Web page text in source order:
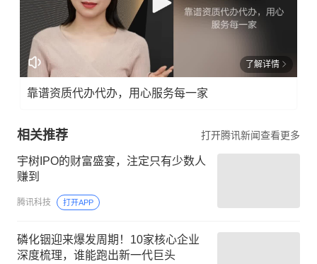
了解详情
靠谱资质代办代办，用心服务每一家
相关推荐 打开腾讯新闻查看更多
宇树IPO的财富盛宴，注定只有少数人
赚到
腾讯科技 打开APP
磷化铟迎来爆发周期！10家核心企业
深度梳理，谁能跑出新一代巨头